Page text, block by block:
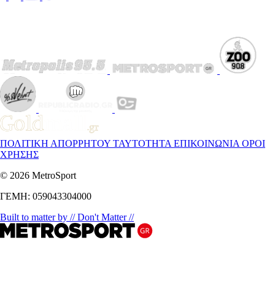
ΠΟΛΙΤΙΚΗ ΑΠΟΡΡΗΤΟΥ ΤΑΥΤΟΤΗΤΑ ΕΠΙΚΟΙΝΩΝΙΑ ΟΡΟΙ
ΧΡΗΣΗΣ
© 2026 MetroSport
ΓΕΜΗ: 059043304000
Built to matter by // Don't Matter //